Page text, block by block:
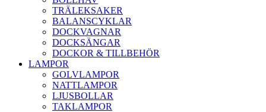
TRÄLEKSAKER
BALANSCYKLAR
DOCKVAGNAR
DOCKSÄNGAR
DOCKOR & TILLBEHÖR
LAMPOR
GOLVLAMPOR
NATTLAMPOR
LJUSBOLLAR
TAKLAMPOR